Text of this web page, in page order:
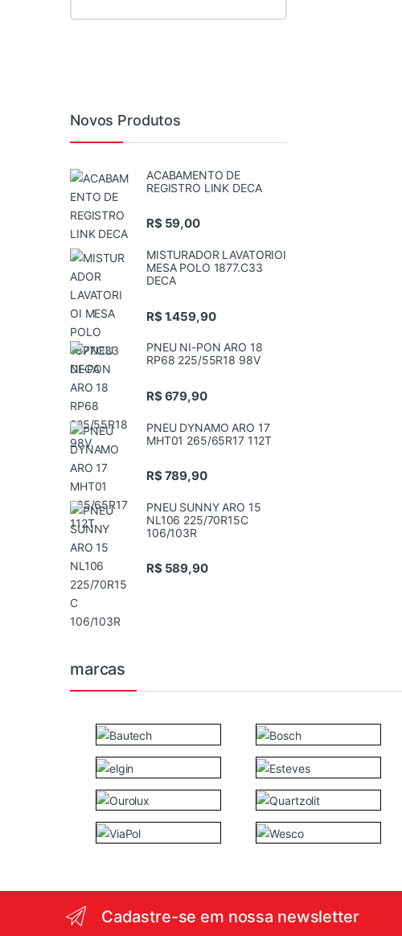
Novos Produtos
ACABAMENTO DE
REGISTRO LINK DECA
R$59,00
MISTURADOR LAVATORIOI
MESA POLO 1877.C33
DECA
R$1.459,90
PNEU NI-PON ARO 18
RP68 225/55R18 98V
R$679,90
PNEU DYNAMO ARO 17
MHT01 265/65R17 112T
R$789,90
PNEU SUNNY ARO 15
NL106 225/70R15C
106/103R
R$589,90
marcas
Cadastre-se em nossa newsletter